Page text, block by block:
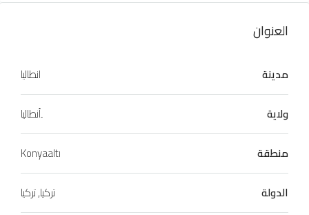
العنوان
مدينة
انطاليا
ولاية
ِأنطاليا
منطقة
Konyaaltı
الدولة
تركيا, تركيا